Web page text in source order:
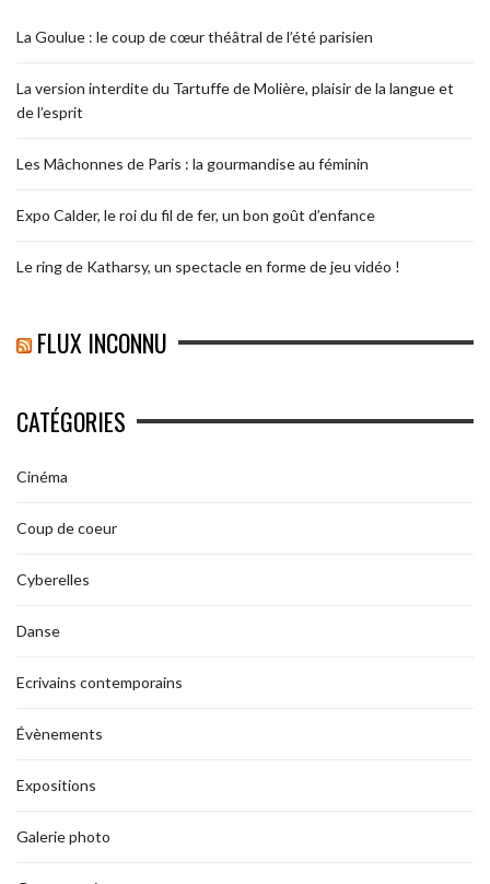
La Goulue : le coup de cœur théâtral de l’été parisien
La version interdite du Tartuffe de Molière, plaisir de la langue et
de l’esprit
Les Mâchonnes de Paris : la gourmandise au féminin
Expo Calder, le roi du fil de fer, un bon goût d’enfance
Le ring de Katharsy, un spectacle en forme de jeu vidéo !
FLUX INCONNU
CATÉGORIES
Cinéma
Coup de coeur
Cyberelles
Danse
Ecrivains contemporains
Évènements
Expositions
Galerie photo